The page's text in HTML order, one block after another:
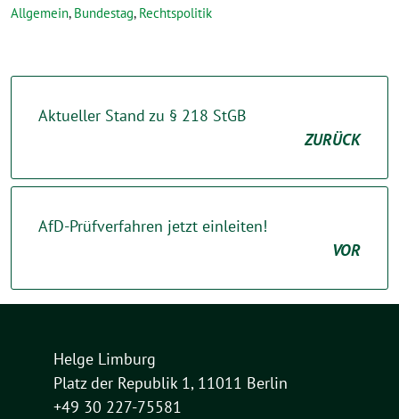
Allgemein, Bundestag, Rechtspolitik
Aktueller Stand zu § 218 StGB
ZURÜCK
AfD-Prüfverfahren jetzt einleiten!
VOR
Helge Limburg
Platz der Republik 1, 11011 Berlin
+49 30 227-75581